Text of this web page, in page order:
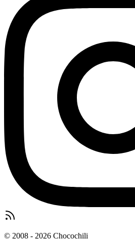
© 2008 - 2026 Chocochili